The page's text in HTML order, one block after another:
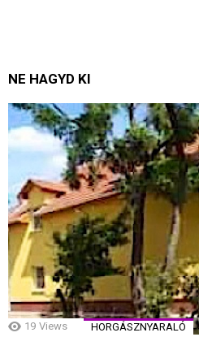
NE HAGYD KI
19 Views HORGÁSZNYARALÓ